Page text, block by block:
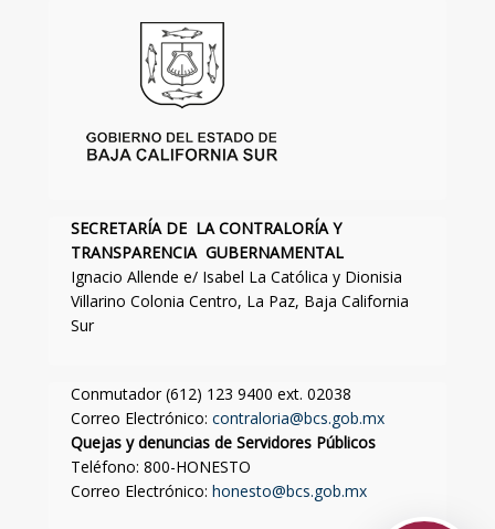
SECRETARÍA DE LA CONTRALORÍA Y
TRANSPARENCIA GUBERNAMENTAL
Ignacio Allende e/ Isabel La Católica y Dionisia
Villarino Colonia Centro, La Paz, Baja California
Sur
Conmutador (612) 123 9400 ext. 02038
Correo Electrónico: contraloria@bcs.gob.mx
Quejas y denuncias de Servidores Públicos
Teléfono: 800-HONESTO
Correo Electrónico: honesto@bcs.gob.mx